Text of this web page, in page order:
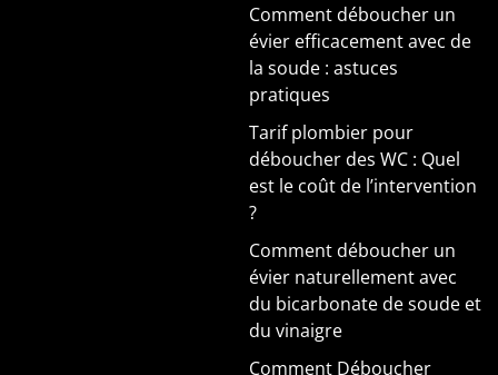
Comment déboucher un
évier efficacement avec de
la soude : astuces
pratiques
Tarif plombier pour
déboucher des WC : Quel
est le coût de l’intervention
?
Comment déboucher un
évier naturellement avec
du bicarbonate de soude et
du vinaigre
Comment Déboucher